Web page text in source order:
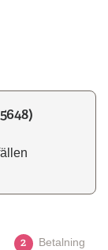
2 Betalning